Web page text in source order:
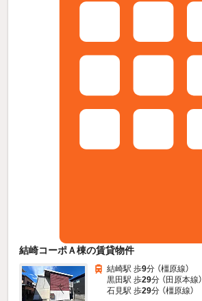
結崎コーポＡ棟の賃貸物件
結崎駅 歩9分 （橿原線）
黒田駅 歩29分 （田原本線）
石見駅 歩29分 （橿原線）